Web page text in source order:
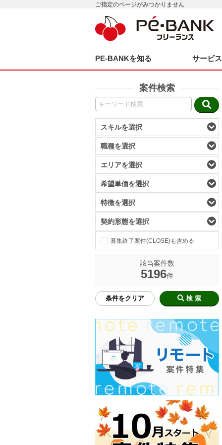
ご指定のページがみつかりません
PE-BANKを知る サービ
案件検索
スキルを選択
職種を選択
エリアを選択
希望単価を選択
特徴を選択
契約形態を選択
募集終了案件(CLOSE)も含める
該当案件数
5196件
条件をクリア 検 索